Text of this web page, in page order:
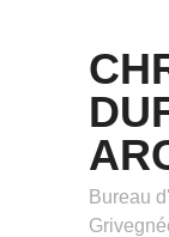
Bureau